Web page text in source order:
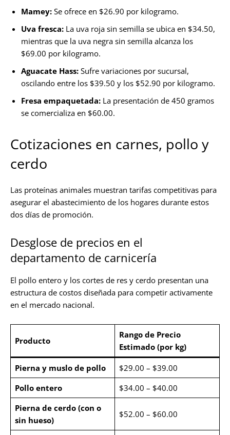
Mamey: Se ofrece en $26.90 por kilogramo.
Uva fresca: La uva roja sin semilla se ubica en $34.50,
mientras que la uva negra sin semilla alcanza los
$69.00 por kilogramo.
Aguacate Hass: Sufre variaciones por sucursal,
oscilando entre los $39.50 y los $52.90 por kilogramo.
Fresa empaquetada: La presentación de 450 gramos
se comercializa en $60.00.
Cotizaciones en carnes, pollo y
cerdo
Las proteínas animales muestran tarifas competitivas para
asegurar el abastecimiento de los hogares durante estos
dos días de promoción.
Desglose de precios en el
departamento de carnicería
El pollo entero y los cortes de res y cerdo presentan una
estructura de costos diseñada para competir activamente
en el mercado nacional.
Producto
Rango de Precio
Estimado (por kg)
Pierna y muslo de pollo
$29.00 – $39.00
Pollo entero
$34.00 – $40.00
Pierna de cerdo (con o
sin hueso)
$52.00 – $60.00